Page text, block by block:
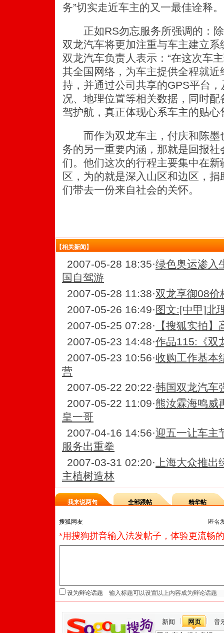
务”切实走近车主的又一最佳诠释。
正如RS勿忘服务所强调的：除
双龙汽车将更加注重与车主建立
双龙汽车负责人表示：“在这次车
其全国网络，为车主提供全程就
持，并通过公司共享的GPS平台
况、地理位置等相关数据，同时
驾护航，真正体现心系车主的贴心
而作为双龙车主，付庆和陈墨
务的另一重要内涵，那就是回报
们。他们这次的行程主要集中在
区，为的就是深入山区和边区，
们带去一份来自社会的关怀。
【相关新闻】
2007-05-28 18:35·绿色奥运渗入
国自驾游
2007-05-28 11:38·双龙享御08价
2007-05-26 16:49· 图文:[中甲]北
2007-05-25 07:28· 【搜狐实拍
2007-05-23 14:48·作品115:《双
2007-05-23 10:56·收购工作基本
营
2007-05-22 20:22·韩国双龙汽车
2007-05-22 11:09·熊汝霖海鸣威
皇一哥
2007-04-16 14:56·迎五一让车主
服务出重拳
2007-03-31 02:20· 上海大众推
主植树造林
我来说两句 全部跟帖 精华帖
匿名
*用搜狗拼音输入法发帖子，体验更流畅
设为辩论话题
新闻 网页 音